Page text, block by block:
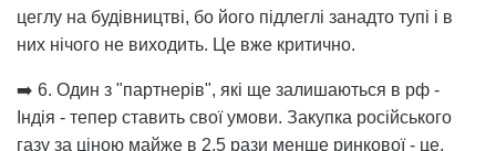
цеглу на будівництві, бо його підлеглі занадто тупі і в
них нічого не виходить. Це вже критично.
➡️ 6. Один з "партнерів", які ще залишаються в рф -
Індія - тепер ставить свої умови. Закупка російського
газу за ціною майже в 2,5 рази менше ринкової - це,